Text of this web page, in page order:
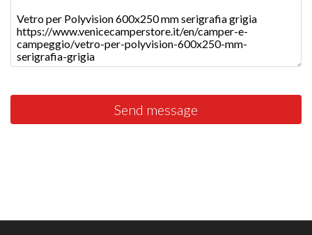
Send message